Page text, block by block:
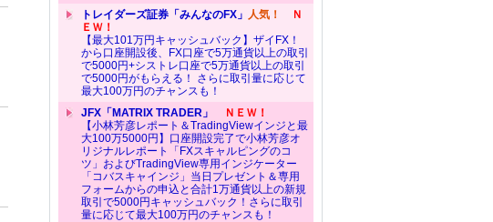
トレイダーズ証券「みんなのFX」 人気！
Ｎ
ＥＷ！
【最大101万円キャッシュバック】ザイFX！
から口座開設後、FX口座で5万通貨以上の取引
で5000円+シストレ口座で5万通貨以上の取引
で5000円がもらえる！ さらに取引量に応じて
最大100万円のチャンスも！
JFX「MATRIX TRADER」
ＮＥＷ！
【小林芳彦レポート＆TradingViewインジと最
大100万5000円】口座開設完了で小林芳彦オ
リジナルレポート「FXスキャルピングのコ
ツ」およびTradingView専用インジケーター
「コバスキャインジ」当日プレゼント＆専用
フォームからの申込と合計1万通貨以上の新規
取引で5000円キャッシュバック！さらに取引
量に応じて最大100万円のチャンスも！